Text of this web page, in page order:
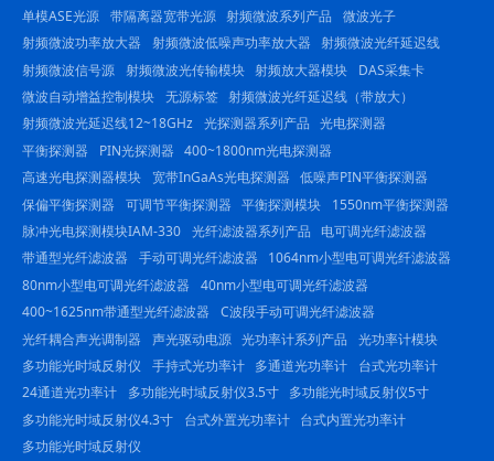
单模ASE光源 带隔离器宽带光源 射频微波系列产品
微波光子
射频微波功率放大器
射频微波低噪声功率放大器 射频微波光纤延迟线
射频微波信号源 射频微波光传输模块 射频放大器模块
DAS采集卡
微波自动增益控制模块 无源标签 射频微波光纤延迟线（带放大）
射频微波光延迟线12~18GHz 光探测器系列产品 光电探测器
平衡探测器
PIN光探测器 400~1800nm光电探测器
高速光电探测器模块
宽带InGaAs光电探测器 低噪声PIN平衡探测器
保偏平衡探测器
可调节平衡探测器 平衡探测模块
1550nm平衡探测器
脉冲光电探测模块IAM-330 光纤滤波器系列产品
电可调光纤滤波器
带通型光纤滤波器
手动可调光纤滤波器
1064nm小型电可调光纤滤波器
80nm小型电可调光纤滤波器
40nm小型电可调光纤滤波器
400~1625nm带通型光纤滤波器
C波段手动可调光纤滤波器
光纤耦合声光调制器
声光驱动电源 光功率计系列产品
光功率计模块
多功能光时域反射仪
手持式光功率计 多通道光功率计
台式光功率计
24通道光功率计
多功能光时域反射仪3.5寸
多功能光时域反射仪5寸
多功能光时域反射仪4.3寸
台式外置光功率计
台式内置光功率计
多功能光时域反射仪